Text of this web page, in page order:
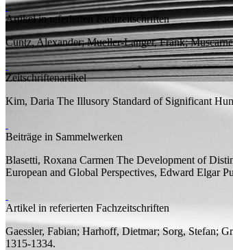
Artikel in referierten Fachzeitschriften
Cuntz, Alexander;Mueller-Langer, Frank;
Zeitschriftenartikel
Kim, Daria The Illusory Standard of Significant
Beiträge in Sammelwerken
Blasetti, Roxana Carmen The Development of
European and Global Perspectives, Edward Elgar
Artikel in referierten Fachzeitschriften
Gaessler, Fabian; Harhoff, Dietmar;Sorg, Stefan;
1315-1334.